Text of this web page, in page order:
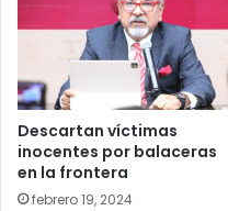
Descartan víctimas
inocentes por balaceras
en la frontera
febrero 19, 2024